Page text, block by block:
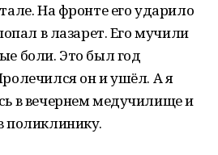
На фронте его ударило
в лазарет. Его мучили
боли. Это был год
он и ушёл. А я
в вечернем медучилище и
поликлинику.